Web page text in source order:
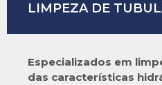
LIMPEZA DE
Especializados em
das características